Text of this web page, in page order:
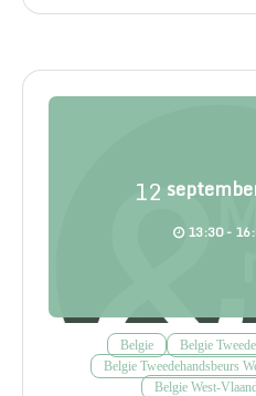
12
13:30 -
Belgie
Belgie
Belgie Tweedehandsbeurs
Belgie West-